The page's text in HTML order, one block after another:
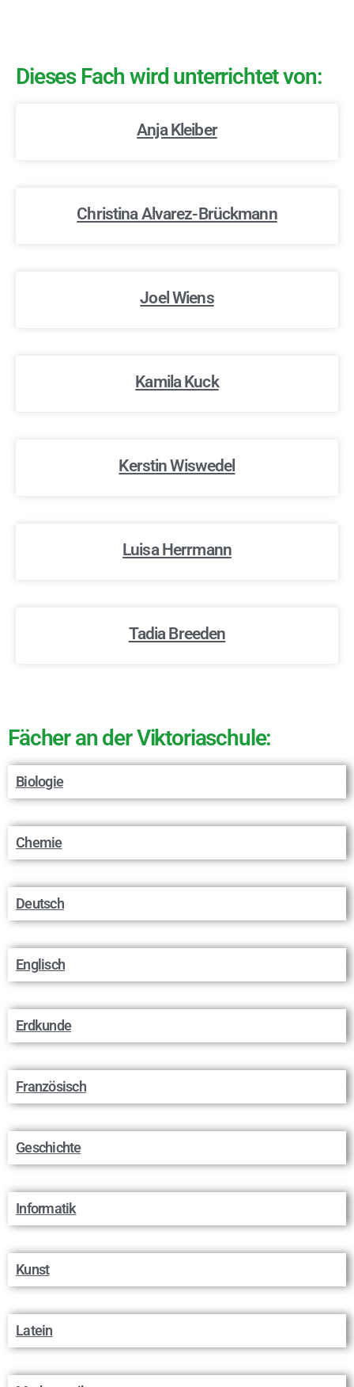
Dieses Fach wird unterrichtet von:
Anja Kleiber
Christina Alvarez-Brückmann
Joel Wiens
Kamila Kuck
Kerstin Wiswedel
Luisa Herrmann
Tadia Breeden
Fächer an der Viktoriaschule:
Biologie
Chemie
Deutsch
Englisch
Erdkunde
Französisch
Geschichte
Informatik
Kunst
Latein